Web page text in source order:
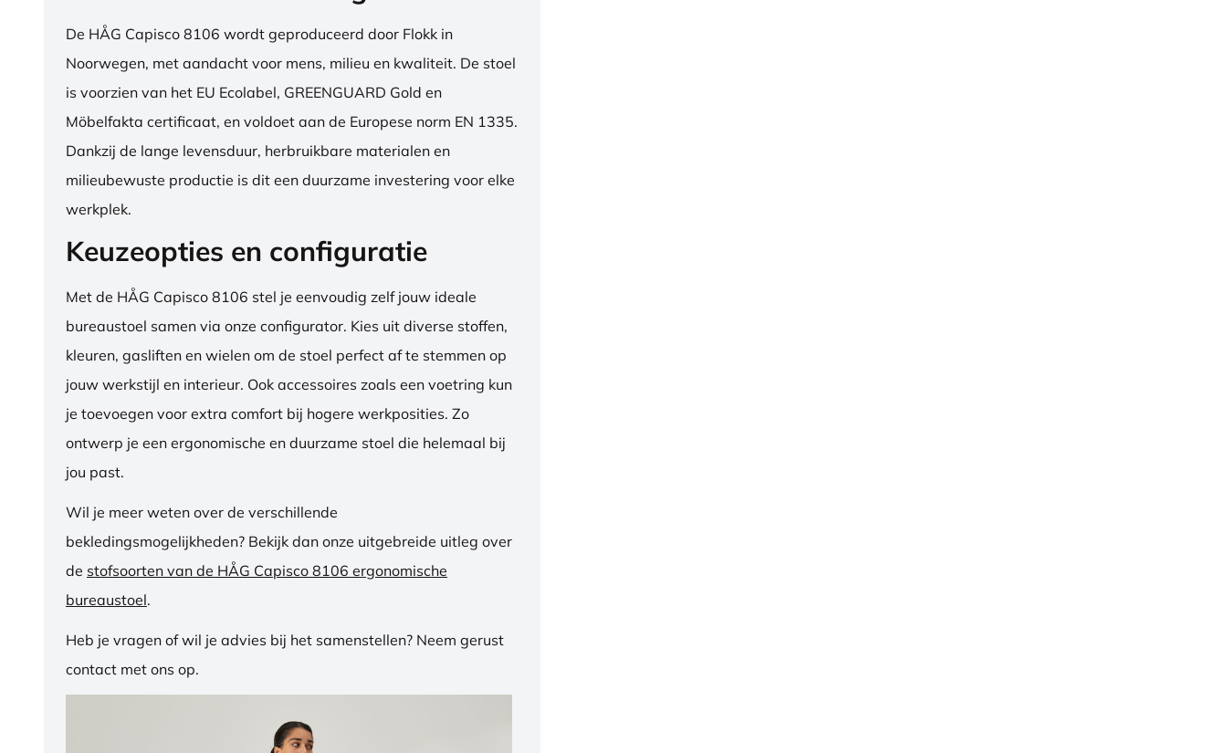
De HÅG Capisco 8106 wordt geproduceerd door Flokk in
Noorwegen, met aandacht voor mens, milieu en kwaliteit. De stoel
is voorzien van het EU Ecolabel, GREENGUARD Gold en
Möbelfakta certificaat, en voldoet aan de Europese norm EN 1335.
Dankzij de lange levensduur, herbruikbare materialen en
milieubewuste productie is dit een duurzame investering voor elke
werkplek.
Keuzeopties en configuratie
Met de HÅG Capisco 8106 stel je eenvoudig zelf jouw ideale
bureaustoel samen via onze configurator. Kies uit diverse stoffen,
kleuren, gasliften en wielen om de stoel perfect af te stemmen op
jouw werkstijl en interieur. Ook accessoires zoals een voetring kun
je toevoegen voor extra comfort bij hogere werkposities. Zo
ontwerp je een ergonomische en duurzame stoel die helemaal bij
jou past.
Wil je meer weten over de verschillende
bekledingsmogelijkheden? Bekijk dan onze uitgebreide uitleg over
de stofsoorten van de HÅG Capisco 8106 ergonomische
bureaustoel.
Heb je vragen of wil je advies bij het samenstellen? Neem gerust
contact met ons op.